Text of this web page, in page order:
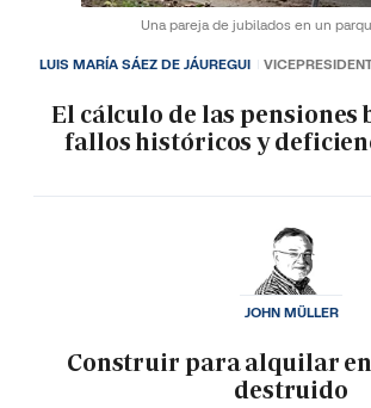
Una pareja de jubilados en un
El cálculo de las pensiones
fallos históricos y
LUIS MARÍA SÁEZ DE JÁUREGUI
Construir para alquilar
destruido
JOHN MÜLLER